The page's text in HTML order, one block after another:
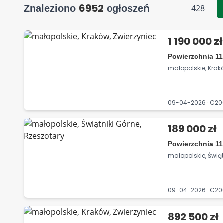
Znaleziono 6952 ogłoszeń 428
1 190 000 zł
Powierzchnia
małopolskie,
09-04-2026 ·
189 000 zł
Powierzchnia
małopolskie,
09-04-2026 ·
892 500 zł